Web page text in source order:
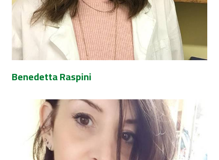
Benedetta Raspini